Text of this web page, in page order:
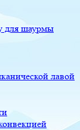
для шаурмы
лавой